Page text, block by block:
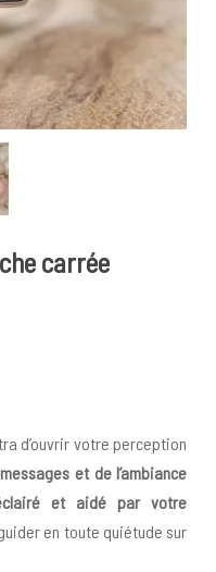
carrée
d’ouvrir votre perception
et de l’ambiance
et aidé par votre
en toute quiétude sur